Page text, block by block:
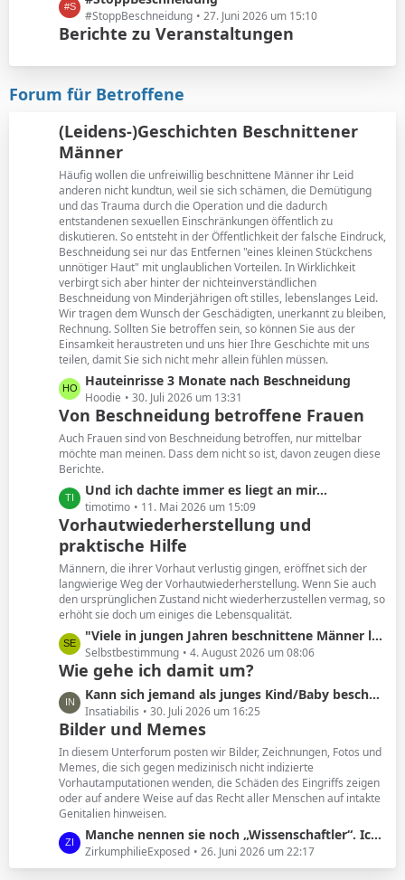
t
e
e
t
ä
g
e
e
t
t
e
e
i
t
r
ä
g
e
#StoppBeschneidung 27. Juni 2026 um 15:10
Berichte zu Veranstaltungen
Forum für Betroffene
(Leidens-)Geschichten Beschnittener
Männer
Häufig wollen die unfreiwillig beschnittene Männer ihr Leid
anderen nicht kundtun, weil sie sich schämen, die Demütigung
und das Trauma durch die Operation und die dadurch
entstandenen sexuellen Einschränkungen öffentlich zu
diskutieren. So entsteht in der Öffentlichkeit der falsche Eindruck,
Beschneidung sei nur das Entfernen "eines kleinen Stückchens
unnötiger Haut" mit unglaublichen Vorteilen. In Wirklichkeit
verbirgt sich aber hinter der nichteinverständlichen
Beschneidung von Minderjährigen oft stilles, lebenslanges Leid.
Wir tragen dem Wunsch der Geschädigten, unerkannt zu bleiben,
Rechnung. Sollten Sie betroffen sein, so können Sie aus der
Einsamkeit heraustreten und uns hier Ihre Geschichte mit uns
teilen, damit Sie sich nicht mehr allein fühlen müssen.
L
e
t
z
t
e
B
e
i
t
r
ä
g
e
Hauteinrisse 3 Monate nach Beschneidung
Hoodie 30. Juli 2026 um 13:31
Von Beschneidung betroffene Frauen
Auch Frauen sind von Beschneidung betroffen, nur mittelbar
möchte man meinen. Dass dem nicht so ist, davon zeugen diese
Berichte.
L
e
t
z
t
e
B
e
i
t
r
ä
g
e
Und ich dachte immer es liegt an mir...
timotimo 11. Mai 2026 um 15:09
Vorhautwiederherstellung und
praktische Hilfe
Männern, die ihrer Vorhaut verlustig gingen, eröffnet sich der
langwierige Weg der Vorhautwiederherstellung. Wenn Sie auch
den ursprünglichen Zustand nicht wiederherzustellen vermag, so
erhöht sie doch um einiges die Lebensqualität.
L
e
t
z
t
e
B
e
i
t
r
ä
g
e
"Viele in jungen Jahren beschnittene Männer leiden unter den Folgen. Und wollen ihre Vorhaut zurück. "
Selbstbestimmung 4. August 2026 um 08:06
Wie gehe ich damit um?
L
e
t
z
t
e
B
e
i
t
Kann sich jemand als junges Kind/Baby beschnittener noch an seine Vorhaut erinnern?
Insatiabilis 30. Juli 2026 um 16:25
Bilder und Memes
In diesem Unterforum posten wir Bilder, Zeichnungen, Fotos und
Memes, die sich gegen medizinisch nicht indizierte
Vorhautamputationen wenden, die Schäden des Eingriffs zeigen
oder auf andere Weise auf das Recht aller Menschen auf intakte
Genitalien hinweisen.
L
e
t
Manche nennen sie noch „Wissenschaftler“. Ich nenne sie geldgesteuerte Marionetten.
ZirkumphilieExposed 26. Juni 2026 um 22:17